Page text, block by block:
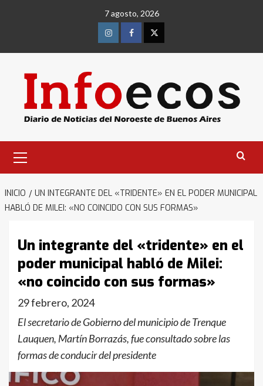
7 agosto, 2026
InstagramFacebookTwitter
primario
INICIO
UN INTEGRANTE DEL «TRIDENTE» EN EL PODER MUNICIPAL
HABLÓ DE MILEI: «NO COINCIDO CON SUS FORMAS»
Un integrante del «tridente» en el
poder municipal habló de Milei:
«no coincido con sus formas»
29 febrero, 2024
El secretario de Gobierno del municipio de Trenque
Lauquen, Martín Borrazás, fue consultado sobre las
formas de conducir del presidente